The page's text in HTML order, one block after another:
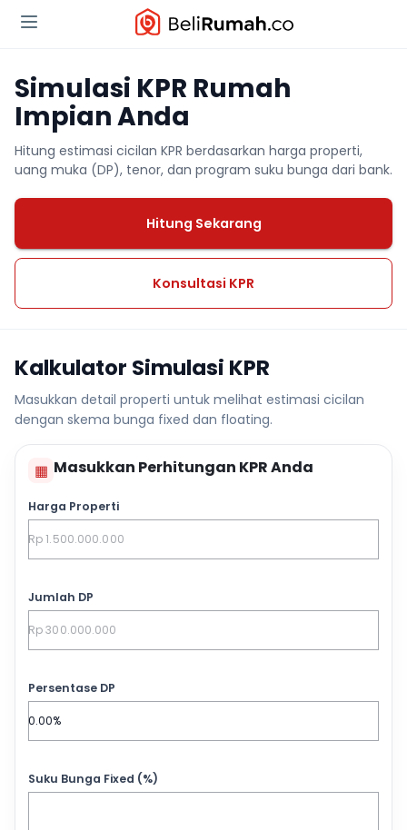
Simulasi KPR Rumah
Impian Anda
Hitung estimasi cicilan KPR berdasarkan harga properti,
uang muka (DP), tenor, dan program suku bunga dari bank.
Hitung Sekarang
Konsultasi KPR
Kalkulator Simulasi KPR
Masukkan detail properti untuk melihat estimasi cicilan
dengan skema bunga fixed dan floating.
▦ Masukkan Perhitungan KPR Anda
Harga Properti
Jumlah DP
Persentase DP
Suku Bunga Fixed (%)